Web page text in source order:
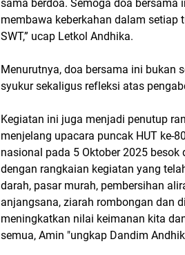
sama berdoa. Semoga doa
membawa keberkahan dalam setiap
SWT,” ucap Letkol Andhika.
Menurutnya, doa bersama ini bukan
syukur sekaligus refleksi atas
Kegiatan ini juga menjadi penutup
menjelang upacara puncak HUT ke-
nasional pada 5 Oktober 2025
dengan rangkaian kegiatan yang
darah, pasar murah, pembersihan
anjangsana, ziarah rombongan dan
meningkatkan nilai keimanan kita
semua, Amin "ungkap Dandim